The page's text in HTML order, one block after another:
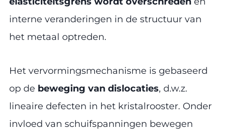
interne veranderingen in de structuur van
het metaal optreden.
Het vervormingsmechanisme is gebaseerd
op de beweging van dislocaties, d.w.z.
lineaire defecten in het kristalrooster. Onder
invloed van schuifspanningen bewegen